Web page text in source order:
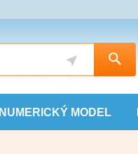
NUMERICKÝ MODEL